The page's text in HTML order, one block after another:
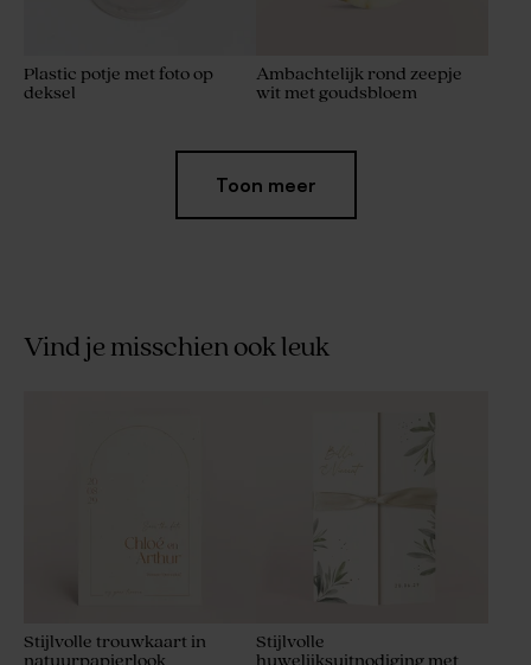
Plastic potje met foto op
deksel
Ambachtelijk rond zeepje
wit met goudsbloem
Toon meer
Vind je misschien ook leuk
Stijlvolle trouwkaart in
Stijlvolle